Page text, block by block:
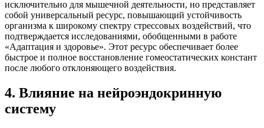
исключительно для мышечной деятельности, но представляет
собой универсальный ресурс, повышающий устойчивость
организма к широкому спектру стрессовых воздействий, что
подтверждается исследованиями, обобщенными в работе
«Адаптация и здоровье». Этот ресурс обеспечивает более
быстрое и полное восстановление гомеостатических констант
после любого отклоняющего воздействия.
4. Влияние на нейроэндокринную
систему